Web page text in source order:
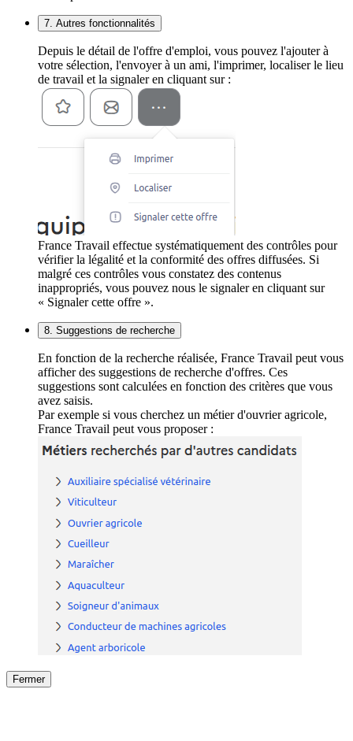
7. Autres fonctionnalités
Depuis le détail de l'offre d'emploi, vous pouvez l'ajouter à
votre sélection, l'envoyer à un ami, l'imprimer, localiser le lieu
de travail et la signaler en cliquant sur :
France Travail effectue systématiquement des contrôles pour
vérifier la légalité et la conformité des offres diffusées. Si
malgré ces contrôles vous constatez des contenus
inappropriés, vous pouvez nous le signaler en cliquant sur
« Signaler cette offre ».
8. Suggestions de recherche
En fonction de la recherche réalisée, France Travail peut vous
afficher des suggestions de recherche d'offres. Ces
suggestions sont calculées en fonction des critères que vous
avez saisis.
Par exemple si vous cherchez un métier d'ouvrier agricole,
France Travail peut vous proposer :
Fermer